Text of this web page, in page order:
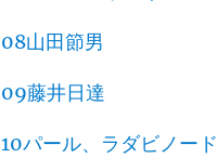
08山田節男
09藤井日達
10パール、ラダビノード